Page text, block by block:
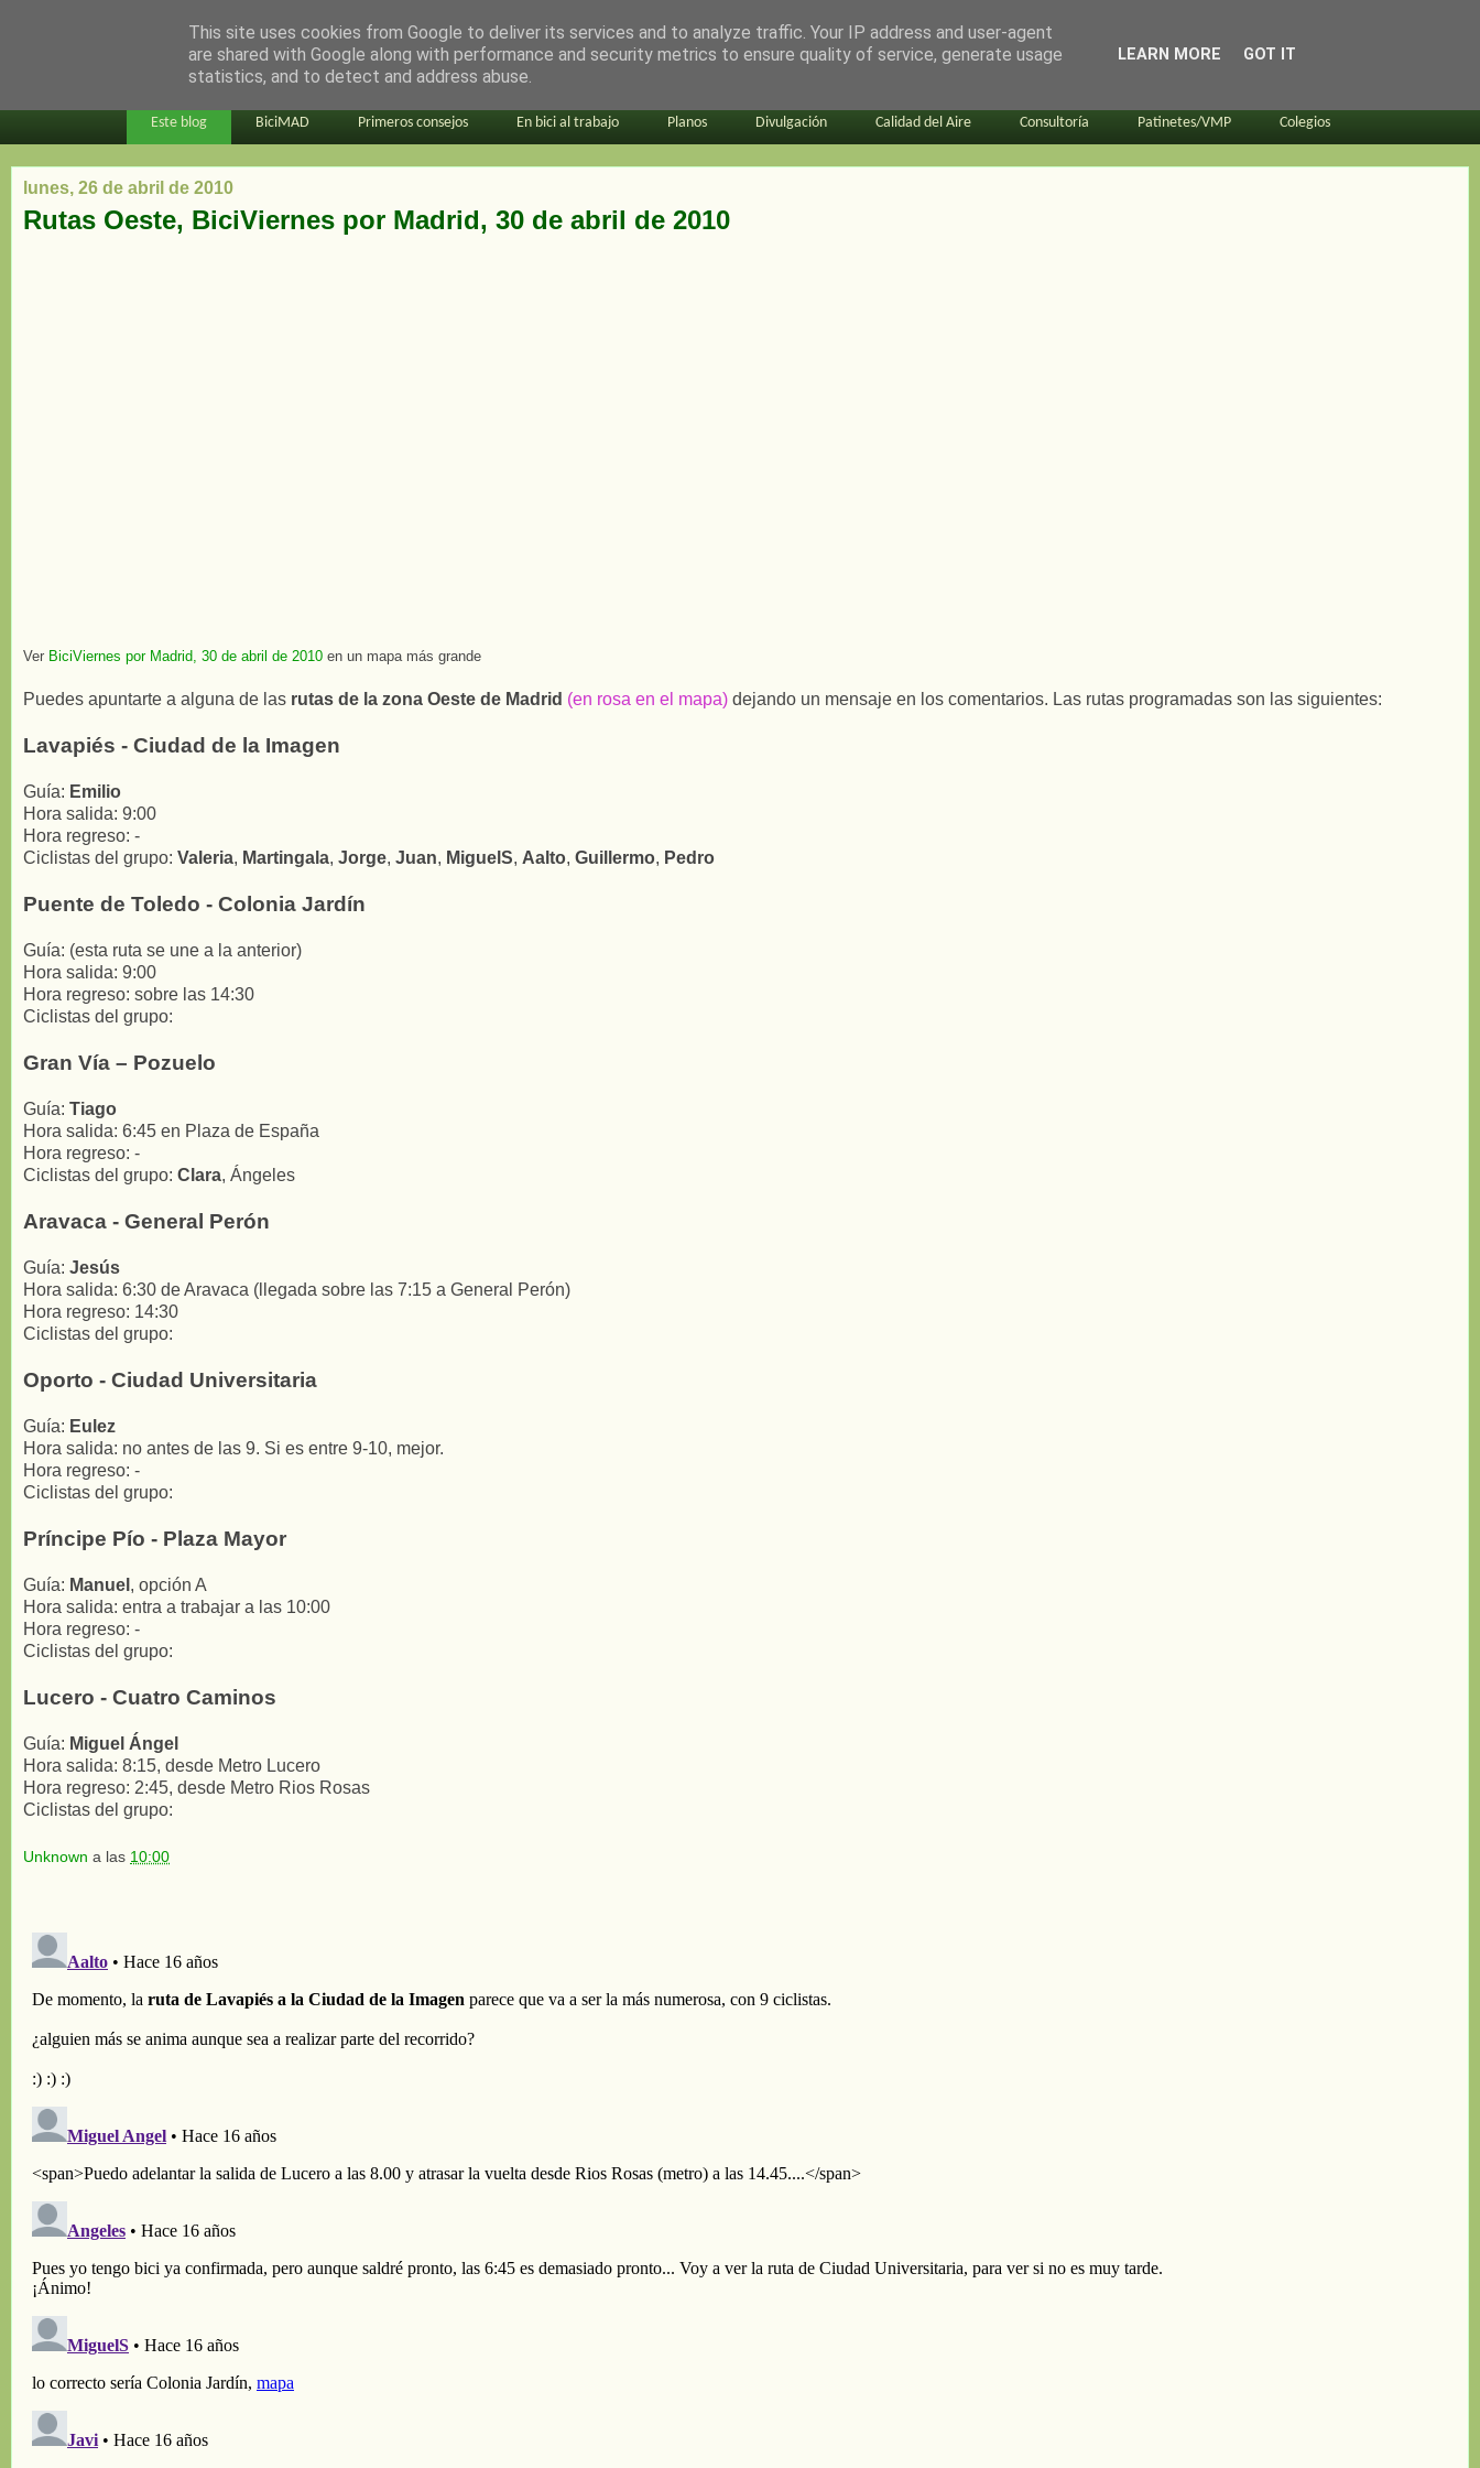
en bici por madrid
Este blog BiciMAD Primeros consejos En bici al trabajo Planos Divulgación Calidad del Aire Consultoría Patinetes/VMP Colegios
lunes, 26 de abril de 2010
Rutas Oeste, BiciViernes por Madrid, 30 de abril de 2010
Ver BiciViernes por Madrid, 30 de abril de 2010 en un mapa más grande
Puedes apuntarte a alguna de las rutas de la zona Oeste de Madrid (en rosa en el mapa) dejando un mensaje en los comentarios. Las rutas programadas son las siguientes:
Lavapiés - Ciudad de la Imagen
Guía: Emilio
Hora salida: 9:00
Hora regreso: -
Ciclistas del grupo: Valeria, Martingala, Jorge, Juan, MiguelS, Aalto, Guillermo, Pedro
Puente de Toledo - Colonia Jardín
Guía: (esta ruta se une a la anterior)
Hora salida: 9:00
Hora regreso: sobre las 14:30
Ciclistas del grupo:
Gran Vía – Pozuelo
Guía: Tiago
Hora salida: 6:45 en Plaza de España
Hora regreso: -
Ciclistas del grupo: Clara, Ángeles
Aravaca - General Perón
Guía: Jesús
Hora salida: 6:30 de Aravaca (llegada sobre las 7:15 a General Perón)
Hora regreso: 14:30
Ciclistas del grupo:
Oporto - Ciudad Universitaria
Guía: Eulez
Hora salida: no antes de las 9. Si es entre 9-10, mejor.
Hora regreso: -
Ciclistas del grupo:
Príncipe Pío - Plaza Mayor
Guía: Manuel , opción A
Hora salida: entra a trabajar a las 10:00
Hora regreso: -
Ciclistas del grupo:
Lucero - Cuatro Caminos
Guía: Miguel Ángel
Hora salida: 8:15, desde Metro Lucero
Hora regreso: 2:45, desde Metro Rios Rosas
Ciclistas del grupo:
Unknown a las 10:00
This site uses cookies from Google to deliver its services and to analyze traffic. Your IP address and user-agent
are shared with Google along with performance and security metrics to ensure quality of service, generate usage
statistics, and to detect and address abuse.
LEARN MORE GOT IT